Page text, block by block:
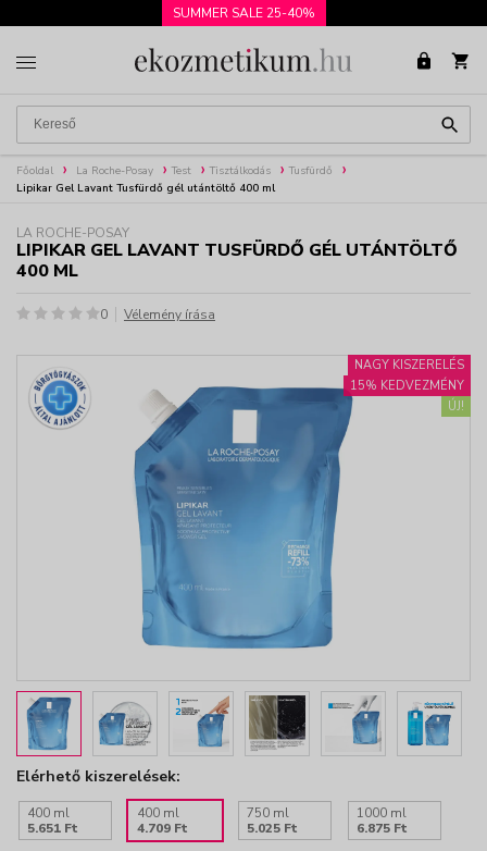
SUMMER SALE 25-40%
Főoldal La Roche-Posay Test Tisztálkodás
Tusfürdő
Lipikar Gel Lavant Tusfürdő gél utántöltő 400 ml
LA ROCHE-POSAY
LIPIKAR GEL LAVANT TUSFÜRDŐ GÉL UTÁNTÖLTŐ
400 ML
0 Vélemény írása
NAGY KISZERELÉS
15% KEDVEZMÉNY
ÚJ!
Elérhető kiszerelések:
400 ml
5.651 Ft
400 ml
4.709 Ft
750 ml
5.025 Ft
1000 ml
6.875 Ft